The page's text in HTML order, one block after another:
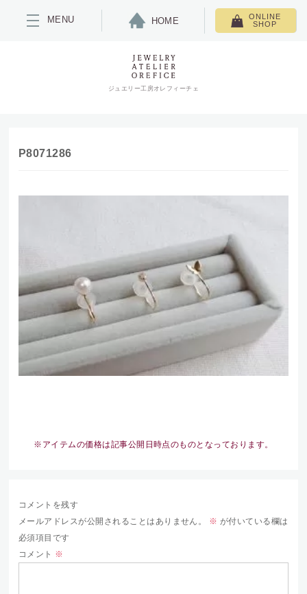
MENU HOME
ONLINE
SHOP
ジュエリー工房オレフィーチェ
P8071286
※アイテムの価格は記事公開日時点のものとなっております。
コメントを残す
メールアドレスが公開されることはありません。
※ が付いている欄は
必須項目です
コメント ※